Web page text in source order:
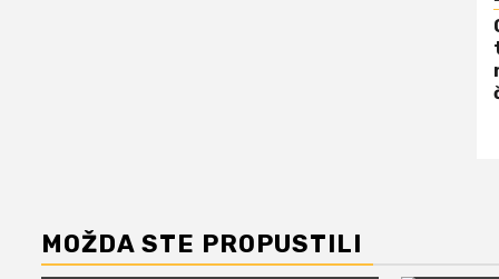
MOŽDA STE PROPUSTILI